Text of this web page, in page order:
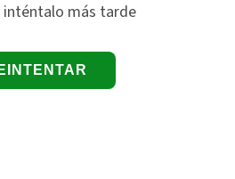
inténtalo más tarde